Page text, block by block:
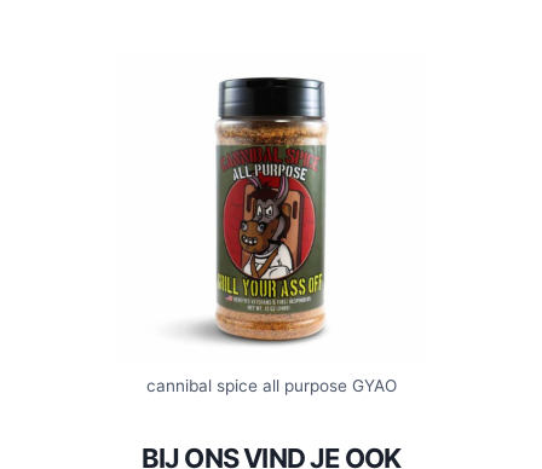
cannibal spice all purpose GYAO
BIJ ONS VIND JE OOK